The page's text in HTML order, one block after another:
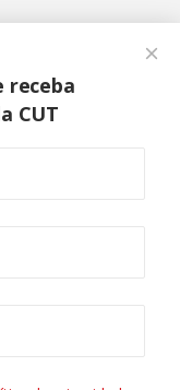
receba
CUT